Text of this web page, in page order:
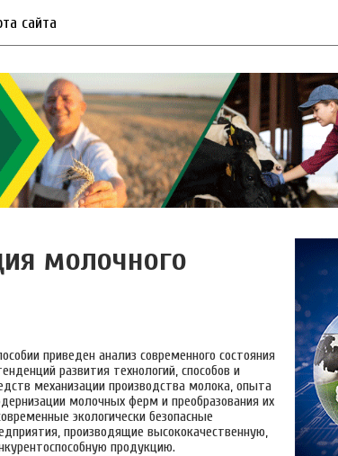
сайта
молочного
приведен анализ современного состояния
развития технологий, способов и
механизации производства молока, опыта
молочных ферм и преобразования их
экологически безопасные
производящие высококачественную,
продукцию.